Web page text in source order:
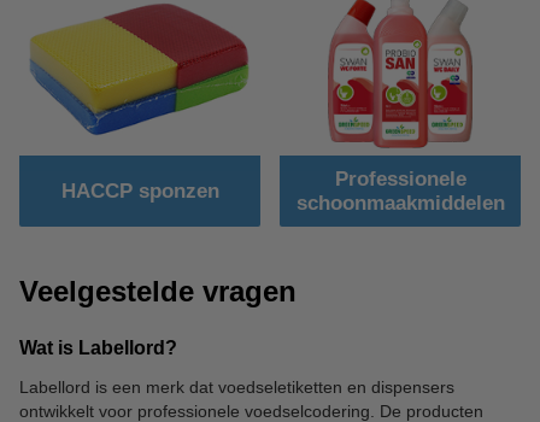
HACCP sponzen
Professionele
schoonmaakmiddelen
Veelgestelde vragen
Wat is Labellord?
Labellord is een merk dat voedseletiketten en dispensers
ontwikkelt voor professionele voedselcodering. De producten